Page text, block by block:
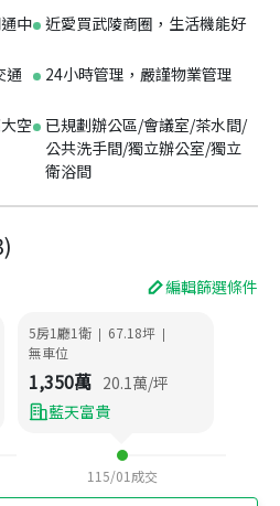
中 近愛買武陵商圈，生活機能好
通
24小時管理，嚴謹物業管理
空
已規劃辦公區/會議室/茶水間/
公共洗手間/獨立辦公室/獨立
衛浴間
)
編輯篩選條件
5房1廳1衛 | 67.18坪 |
無車位
1,350萬 20.1萬/坪
藍天富貴
115/01 成交